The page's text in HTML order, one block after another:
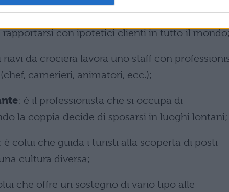
assunto dalle aziende che si
con ipotetici clienti in tutto il
navi da crociera lavora uno staff con
camerieri, animatori, ecc.);
: è il professionista che si occupa di
la coppia decide di sposarsi in luoghi lontani;
: è colui che guida i turisti alla scoperta di posti
cultura diversa;
che offre un sostegno di vario tipo alle